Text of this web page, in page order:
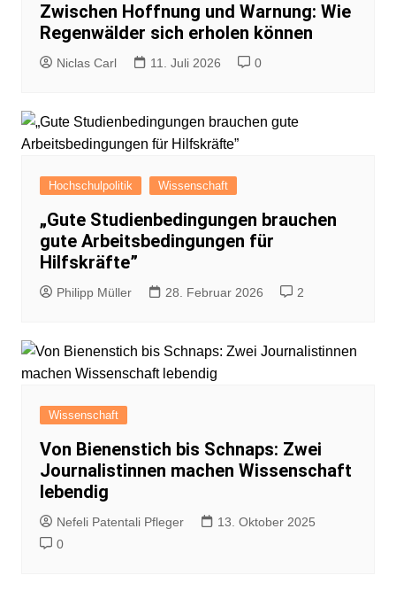
Zwischen Hoffnung und Warnung: Wie
Regenwälder sich erholen können
Niclas Carl 11. Juli 2026 0
Hochschulpolitik Wissenschaft
„Gute Studienbedingungen brauchen
gute Arbeitsbedingungen für
Hilfskräfte”
Philipp Müller 28. Februar 2026 2
Wissenschaft
Von Bienenstich bis Schnaps: Zwei
Journalistinnen machen Wissenschaft
lebendig
Nefeli Patentali Pfleger
13. Oktober 2025
0